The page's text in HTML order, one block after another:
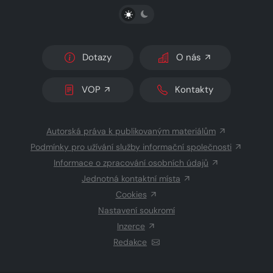
PŘEPNOUT SVĚTLÝ/TMAVÝ REŽIM
Dotazy O nás
VOP Kontakty
Autorská práva k publikovaným materiálům
Podmínky pro užívání služby informační společnosti
Informace o zpracování osobních údajů
Jednotná kontaktní místa
Cookies
Nastavení soukromí
Inzerce
Redakce